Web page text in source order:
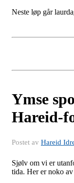
Neste løp går
Ymse
Hareid-
Postet av Hareid
Sjølv om vi er
tida. Her er noko